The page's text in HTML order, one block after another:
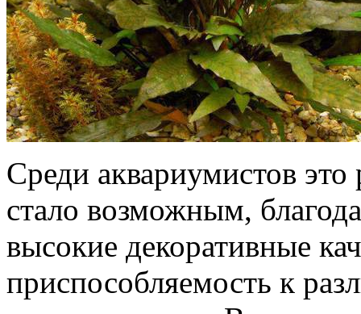
Среди аквариумистов
стало возможным,
высокие декоративные
приспособляемость к